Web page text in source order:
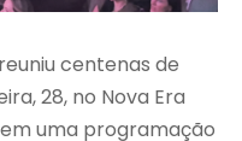
centenas de
28, no Nova Era
em uma programação